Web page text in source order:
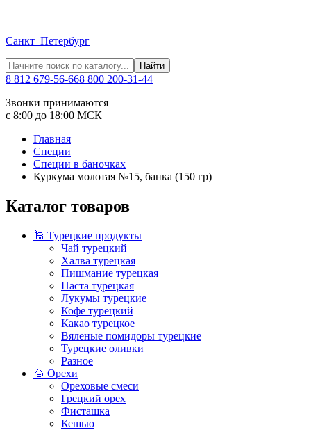
Санкт–Петербург
Найти
8 812 679-56-668 800 200-31-44
Звонки принимаются
с 8:00 до 18:00 МСК
Главная
Специи
Специи в баночках
Куркума молотая №15, банка (150 гр)
Каталог товаров
🕌 Турецкие продукты
Чай турецкий
Халва турецкая
Пишмание турецкая
Паста турецкая
Лукумы турецкие
Кофе турецкий
Какао турецкое
Вяленые помидоры турецкие
Турецкие оливки
Разное
🌰 Орехи
Ореховые смеси
Грецкий орех
Фисташка
Кешью